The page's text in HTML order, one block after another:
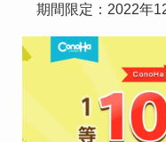
期間限定：2022年